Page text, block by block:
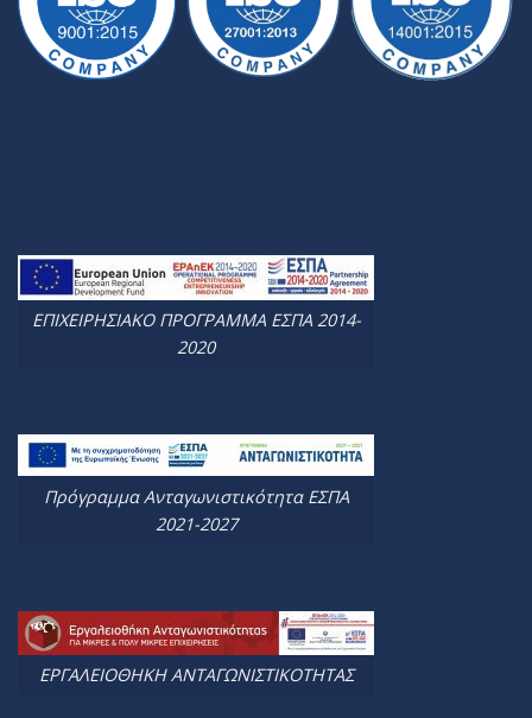
ΕΠΙΧΕΙΡΗΣΙΑΚΟ ΠΡΟΓΡΑΜΜΑ ΕΣΠΑ 2014-
2020
Πρόγραμμα Ανταγωνιστικότητα ΕΣΠΑ
2021-2027
ΕΡΓΑΛΕΙΟΘΗΚΗ ΑΝΤΑΓΩΝΙΣΤΙΚΟΤΗΤΑΣ